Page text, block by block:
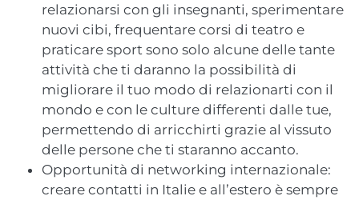
relazionarsi con gli insegnanti, sperimentare
nuovi cibi, frequentare corsi di teatro e
praticare sport sono solo alcune delle tante
attività che ti daranno la possibilità di
migliorare il tuo modo di relazionarti con il
mondo e con le culture differenti dalle tue,
permettendo di arricchirti grazie al vissuto
delle persone che ti staranno accanto.
Opportunità di networking internazionale:
creare contatti in Italie e all’estero è sempre